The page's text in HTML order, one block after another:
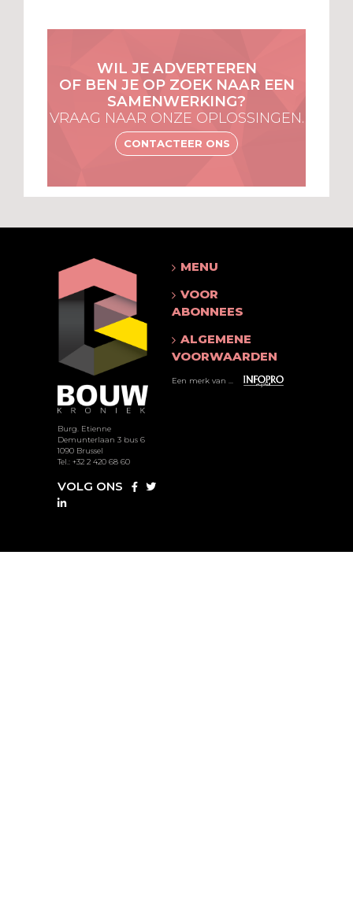
WIL JE ADVERTEREN
OF BEN JE OP ZOEK NAAR EEN
SAMENWERKING?
VRAAG NAAR ONZE OPLOSSINGEN.
CONTACTEER ONS
Burg. Etienne
Demunterlaan 3 bus 6
1090 Brussel
Tel.: +32 2 420 68 60
VOLG ONS
MENU
VOOR
ABONNEES
ALGEMENE
VOORWAARDEN
Een merk van ...